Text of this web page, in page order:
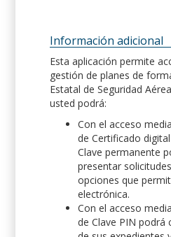
Información adicional
Esta aplicación permite
gestión de planes de
Estatal de Seguridad
usted podrá:
Con el acceso
de Certificado
Clave permanente
presentar
opciones que
electrónica.
Con el acceso
de Clave PIN podrá